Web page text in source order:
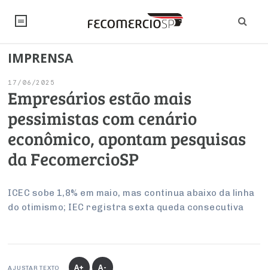
NOTÍCIAS
Artigos
Institucional
Debates Fecomercio-SP
PROJETOS ESPECIAIS:
UM BRASIL
Economia
Pesquisas
Brasil
Internacional
Modernização do Estado
Inteligência Artificial
Legislação
Empresas
Reforma Tributária
Varejo
Sustentabilidade
PROJETOS ESPECIAIS:
PESQUISAS
FALE CONOSCO
Sobre
CONSELHOS
Conselho de Emprego e Relações do Trabalho
EMPRESAS
Produtos e Serviços
IMPRENSA
17/06/2025
Empresários estão mais
pessimistas com cenário
econômico, apontam pesquisas
da FecomercioSP
ICEC sobe 1,8% em maio, mas continua abaixo da linha
do otimismo; IEC registra sexta queda consecutiva
AJUSTAR TEXTO A+ A-